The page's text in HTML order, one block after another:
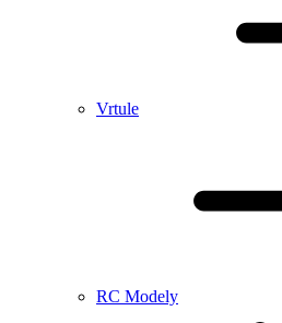
Vrtule
RC Modely